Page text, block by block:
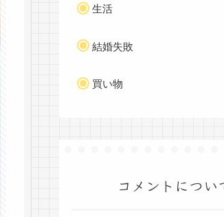
生活
結婚失敗
買い物
コメントについ